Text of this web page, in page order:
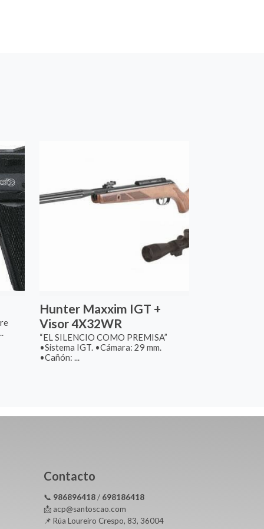
Hunter Maxxim IGT +
Visor 4X32WR
“EL SILENCIO COMO PREMISA”
•Sistema IGT. •Cámara: 29 mm.
•Cañón: ...
Contacto
📞 986896418/ 698186418
📩 acp@santoscao.com
📌 Rúa Loureiro Crespo, 83, 36004